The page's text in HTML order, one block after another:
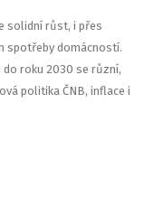
solidní růst, i přes
spotřeby domácností.
roku 2030 se různí,
politika ČNB, inflace i